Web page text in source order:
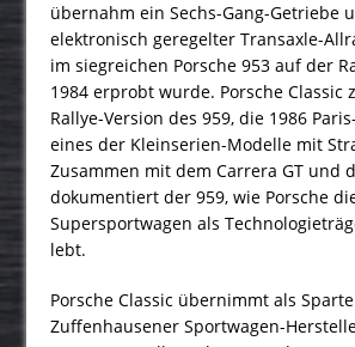
übernahm ein Sechs-Gang-Getriebe
elektronisch geregelter Transaxle-
im siegreichen Porsche 953 auf der
1984 erprobt wurde. Porsche Classic
Rallye-Version des 959, die 1986
eines der Kleinserien-Modelle mit
Zusammen mit dem Carrera GT und
dokumentiert der 959, wie Porsche
Supersportwagen als
lebt.
Porsche Classic übernimmt als
Zuffenhausener Sportwagen-